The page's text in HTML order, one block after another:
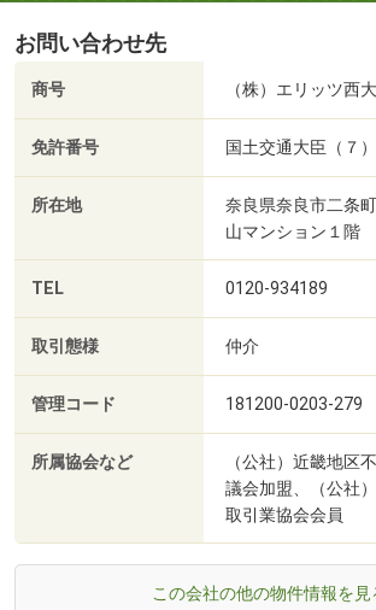
お問い合わせ先
商号 （株）エリッツ西
免許番号 国土交通大臣（７
所在地
奈良県奈良市二条
山マンション１階
TEL 0120-934189
取引態様 仲介
管理コード 181200-0203-279
所属協会など
（公社）近畿地区
議会加盟、（公社
取引業協会会員
この会社の他の物件情報を見